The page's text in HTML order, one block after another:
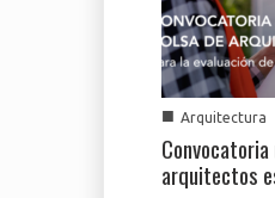
■ Arquitectura
arquitectos